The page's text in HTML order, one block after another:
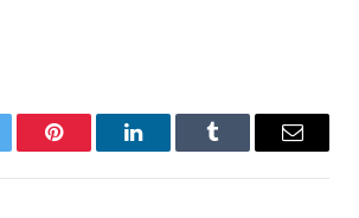
Pinterest LinkedInTumblr Email